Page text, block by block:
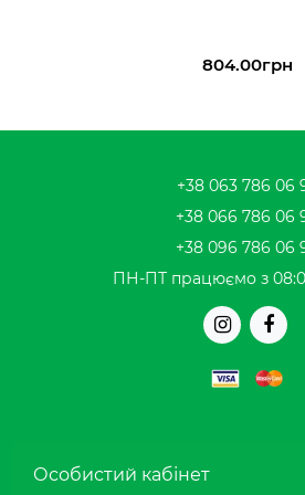
804.00грн
+38 063 786 06
+38 066 786 06
+38 096 786 06
ПН-ПТ працюємо з
Особистий кабінет